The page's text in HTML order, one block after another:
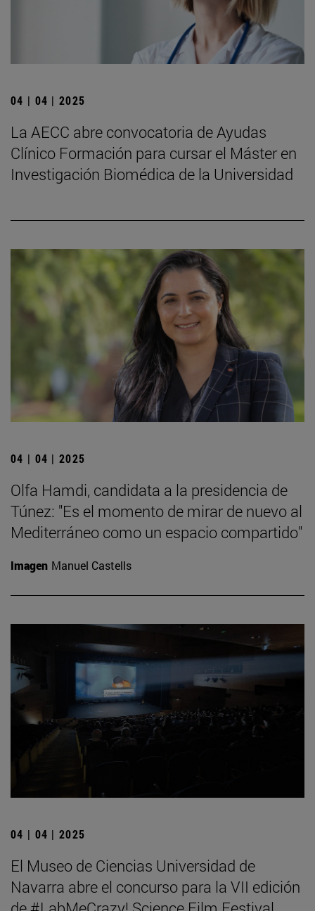
04 | 04 | 2025
La AECC abre convocatoria de Ayudas
Clínico Formación para cursar el Máster en
Investigación Biomédica de la Universidad
04 | 04 | 2025
Olfa Hamdi, candidata a la presidencia de
Túnez: "Es el momento de mirar de nuevo al
Mediterráneo como un espacio compartido"
Imagen Manuel Castells
04 | 04 | 2025
El Museo de Ciencias Universidad de
Navarra abre el concurso para la VII edición